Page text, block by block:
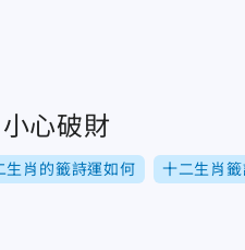
心破財
生肖的籤詩運如何 十二生肖